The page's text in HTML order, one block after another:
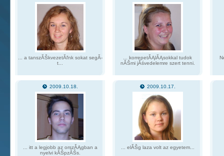
... a tanszĂŠkvezetĂľnk sokat segĂ­
t...
... korrepetĂĄlĂĄsokkal tudok
nĂŠmi jĂśvedelemre szert tenni.
2009.10.18.
... itt a legjobb az orszĂĄgban a
nyelvi kĂŠpzĂŠs.
2009.10.17.
... elĂŠg laza volt az egyetem...